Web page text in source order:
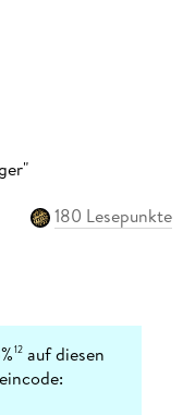
180 Lesepunkte
12 auf diesen